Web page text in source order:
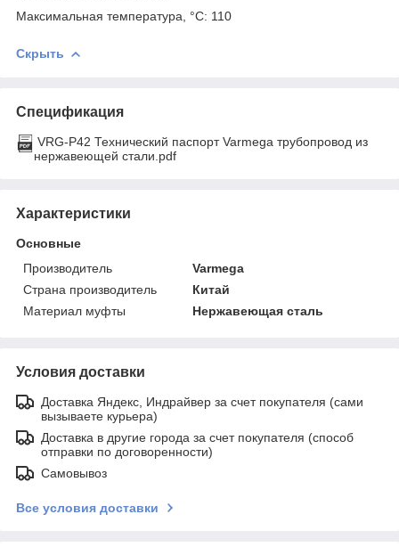
Максимальная температура, °С: 110
Скрыть
Спецификация
VRG-P42 Технический паспорт Varmega трубопровод из
нержавеющей стали.pdf
Характеристики
Основные
Производитель
Varmega
Страна производитель
Китай
Материал муфты
Нержавеющая сталь
Условия доставки
Доставка Яндекс, Индрайвер за счет покупателя (сами
вызываете курьера)
Доставка в другие города за счет покупателя (способ
отправки по договоренности)
Самовывоз
Все условия доставки